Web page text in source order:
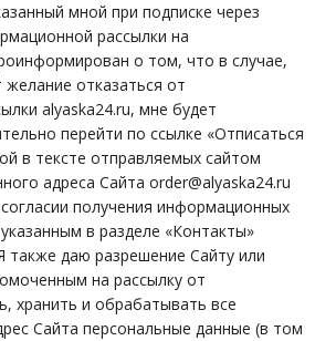
мной при подписке через
рассылки на
о том, что в случае,
желание отказаться от
alyaska24.ru, мне будет
перейти по ссылке «Отписаться
в тексте отправляемых сайтом
адреса Сайта order@alyaska24.ru
получения информационных
в разделе «Контакты»
также даю разрешение Сайту или
на рассылку от
хранить и обрабатывать все
Сайта персональные данные (в том